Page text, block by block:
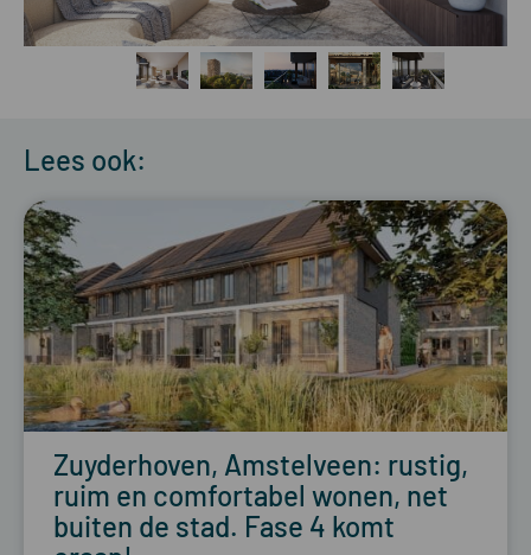
Lees ook:
Zuyderhoven, Amstelveen: rustig,
ruim en comfortabel wonen, net
buiten de stad. Fase 4 komt